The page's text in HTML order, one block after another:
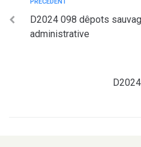
D2024 098 dêpots
administrative